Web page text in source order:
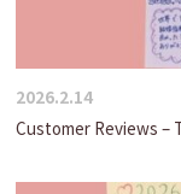
2026.2.14
Customer Reviews –